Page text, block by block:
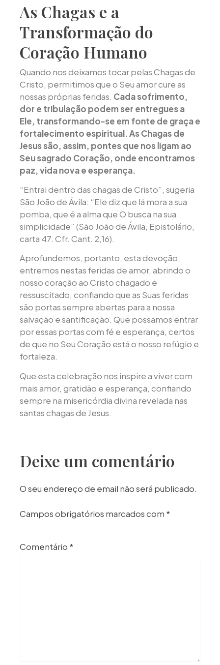
As Chagas e a
Transformação do
Coração Humano
Quando nos deixamos tocar pelas Chagas de
Cristo, permitimos que o Seu amor cure as
nossas próprias feridas. Cada sofrimento,
dor e tribulação podem ser entregues a
Ele, transformando-se em fonte de graça e
fortalecimento espiritual. As Chagas de
Jesus são, assim, pontes que nos ligam ao
Seu sagrado Coração, onde encontramos
paz, vida nova e esperança.
“Entrai dentro das chagas de Cristo”, sugeria
São João de Ávila: “Ele diz que lá mora a sua
pomba, que é a alma que O busca na sua
simplicidade” (São João de Ávila, Epistolário,
carta 47. Cfr. Cant. 2,16).
Aprofundemos, portanto, esta devoção,
entremos nestas feridas de amor, abrindo o
nosso coração ao Cristo chagado e
ressuscitado, confiando que as Suas feridas
são portas sempre abertas para a nossa
salvação e santificação. Que possamos entrar
por essas portas com fé e esperança, certos
de que no Seu Coração está o nosso refúgio e
fortaleza.
Que esta celebração nos inspire a viver com
mais amor, gratidão e esperança, confiando
sempre na misericórdia divina revelada nas
santas chagas de Jesus.
Deixe um comentário
O seu endereço de email não será publicado.
Campos obrigatórios marcados com *
Comentário *